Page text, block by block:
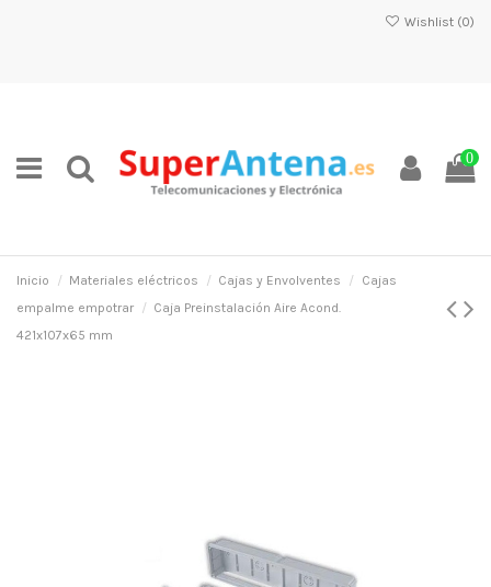
Wishlist (0)
0
Inicio Materiales eléctricos Cajas y Envolventes
Cajas
empalme empotrar
Caja Preinstalación Aire Acond.
421x107x65 mm